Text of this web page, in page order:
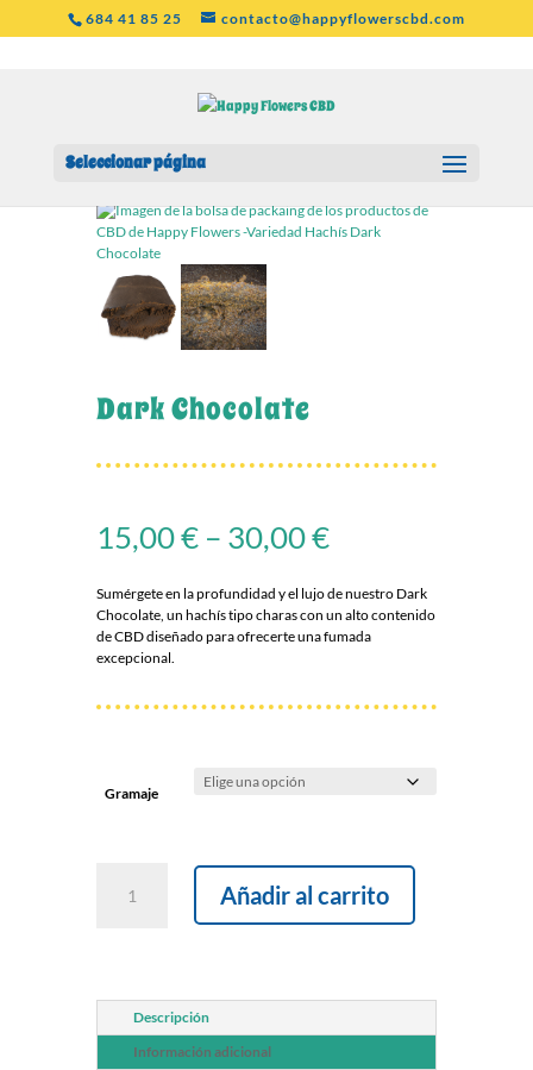
684 41 85 25 contacto@happyflowerscbd.com
Seleccionar página
Inicio/ Hachís / Dark Chocolate
Dark Chocolate
15,00€– 30,00€
Sumérgete en la profundidad y el lujo de nuestro Dark
Chocolate, un hachís tipo charas con un alto contenido
de CBD diseñado para ofrecerte una fumada
excepcional.
Gramaje
Chocolate
Añadir al carrito
Descripción
Información adicional